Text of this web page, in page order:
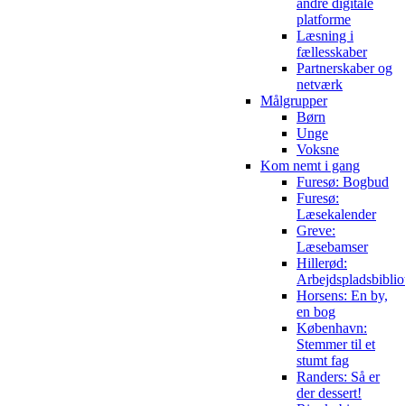
andre digitale
platforme
Læsning i
fællesskaber
Partnerskaber og
netværk
Målgrupper
Børn
Unge
Voksne
Kom nemt i gang
Furesø: Bogbud
Furesø:
Læsekalender
Greve:
Læsebamser
Hillerød:
Horsens: En by,
en bog
København:
Stemmer til et
stumt fag
Randers: Så er
der dessert!